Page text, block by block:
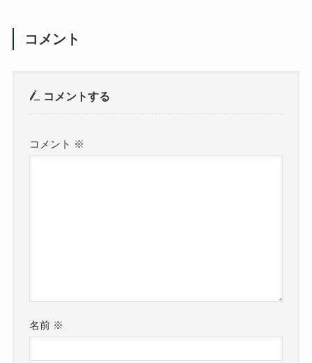
コメント
コメントする
コメント ※
名前 ※